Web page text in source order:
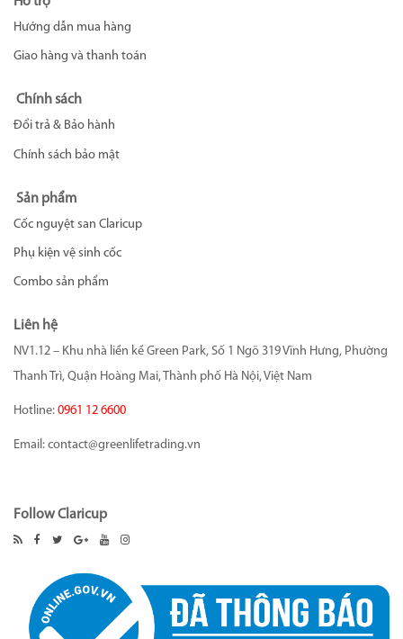
Hướng dẫn mua hàng
Giao hàng và thanh toán
Chính sách
Đổi trả & Bảo hành
Chính sách bảo mật
Sản phẩm
Cốc nguyệt san Claricup
Phụ kiện vệ sinh cốc
Combo sản phẩm
Liên hệ
NV1.12 – Khu nhà liền kề Green Park, Số 1 Ngõ 319 Vĩnh Hưng, Phường
Thanh Trì, Quận Hoàng Mai, Thành phố Hà Nội, Việt Nam
Hotline: 0961 12 6600
Email: contact@greenlifetrading.vn
Follow Claricup